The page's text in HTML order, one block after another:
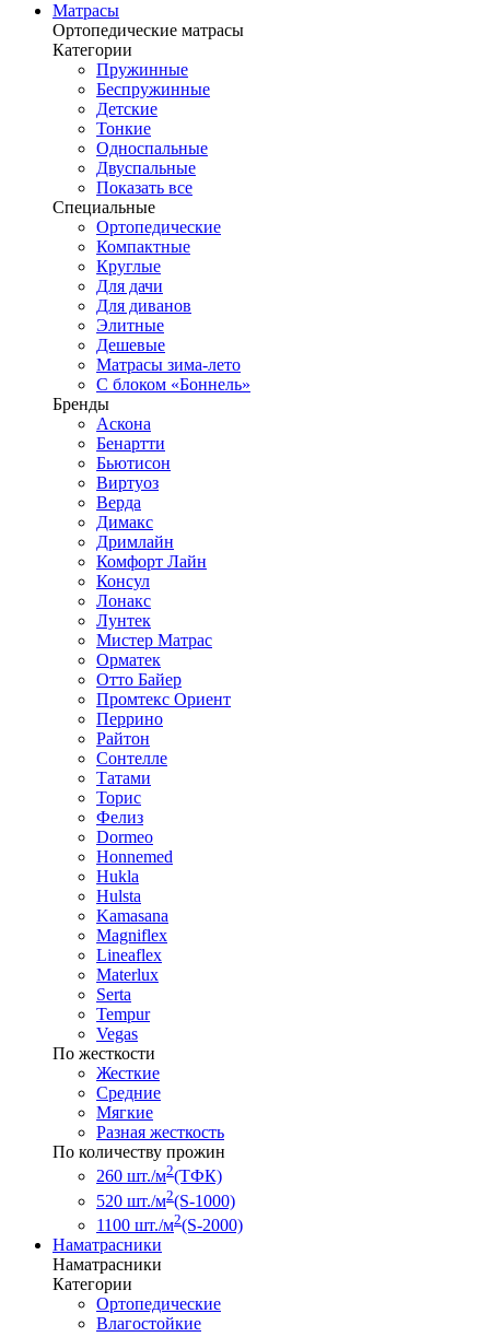
Матрасы
Ортопедические матрасы
Категории
Пружинные
Беспружинные
Детские
Тонкие
Односпальные
Двуспальные
Показать все
Специальные
Ортопедические
Компактные
Круглые
Для дачи
Для диванов
Элитные
Дешевые
Матрасы зима-лето
С блоком «Боннель»
Бренды
Аскона
Бенартти
Бьютисон
Виртуоз
Верда
Димакс
Дримлайн
Комфорт Лайн
Консул
Лонакс
Лунтек
Мистер Матрас
Орматек
Отто Байер
Промтекс Ориент
Перрино
Райтон
Сонтелле
Татами
Торис
Фелиз
Dormeo
Honnemed
Hukla
Hulsta
Kamasana
Magniflex
Lineaflex
Materlux
Serta
Tempur
Vegas
По жесткости
Жесткие
Средние
Мягкие
Разная жесткость
По количеству прожин
260 шт./м2(ТФК)
520 шт./м2(S-1000)
1100 шт./м2(S-2000)
Наматрасники
Наматрасники
Категории
Ортопедические
Влагостойкие